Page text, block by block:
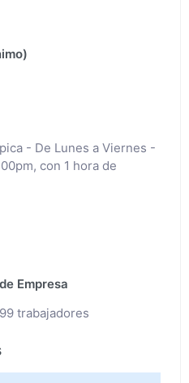
- De Lunes a Viernes -
con 1 hora de
Empresa
trabajadores